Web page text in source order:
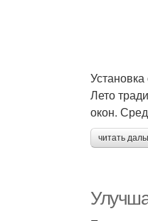
Лето
окон.
читать